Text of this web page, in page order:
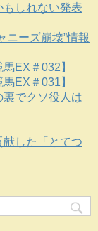
しれない発表
ニーズ崩壊”情報
EX＃032】
EX＃031】
でクソ役人は
した「とてつ